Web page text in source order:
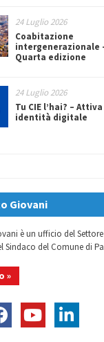
24 Luglio 2026
Coabitazione
intergenerazionale
Quarta edizione
24 Luglio 2026
Tu CIE l’hai? –
identità digitale
Giovani
è un ufficio del Settore
Sindaco del Comune di
»